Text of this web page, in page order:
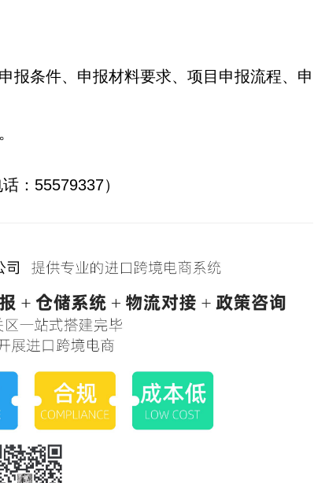
条件、申报材料要求、项目申报流程、申
：55579337）